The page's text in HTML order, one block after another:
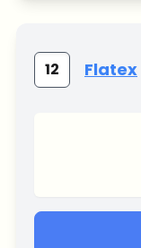
12 Flatex